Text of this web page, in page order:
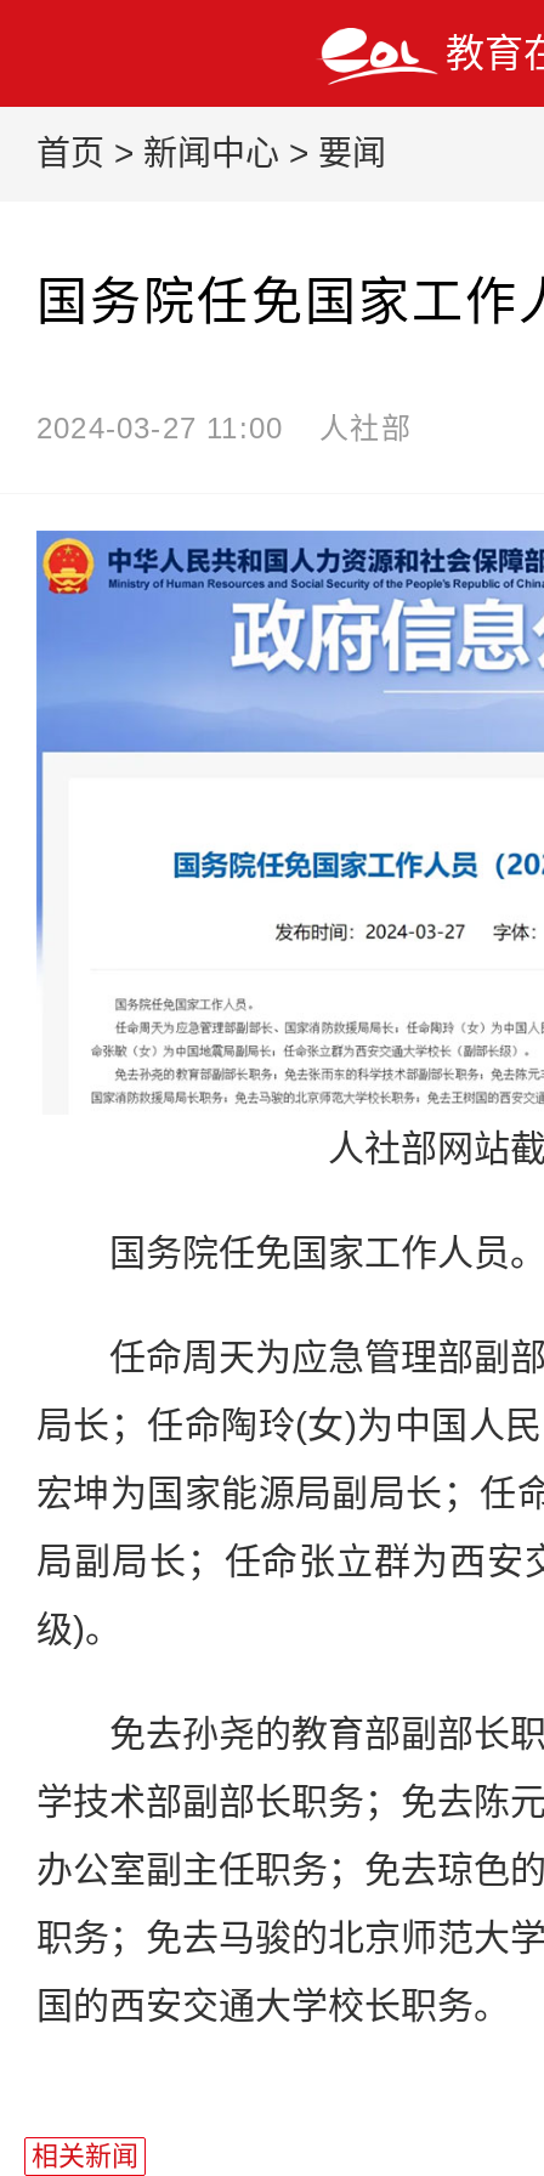
教育
首页 > 新闻中心 > 要闻
国务院任免国家工作
2024-03-27 11:00 人社部
人社部网站
国务院任免国家工作人员
任命周天为应急管理部副部
局长；任命陶玲(女)为中国人
宏坤为国家能源局副局长；任
局副局长；任命张立群为西安
级)。
免去孙尧的教育部副部长职
学技术部副部长职务；免去陈
办公室副主任职务；免去琼色
职务；免去马骏的北京师范大
国的西安交通大学校长职务。
相关新闻